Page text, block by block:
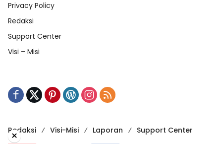
Privacy Policy
Redaksi
Support Center
Visi – Misi
Redaksi Visi-Misi Laporan
Support Center
×